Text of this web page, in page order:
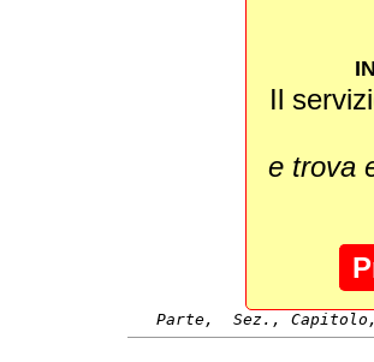
Il
e trova
Parte,  Sez., Capitolo,